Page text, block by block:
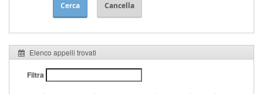
Cerca Cancella
Elenco appelli trovati
Filtra